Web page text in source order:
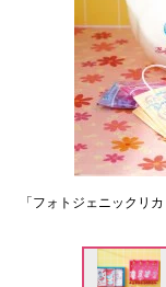
「フォトジェニックリ